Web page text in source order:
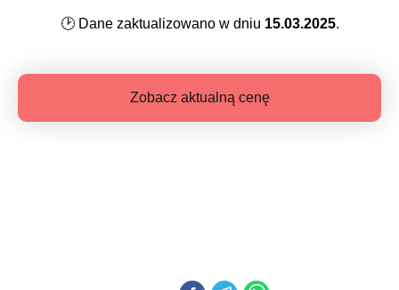
🕑Dane zaktualizowano w dniu 15.03.2025.
Zobacz aktualną cenę